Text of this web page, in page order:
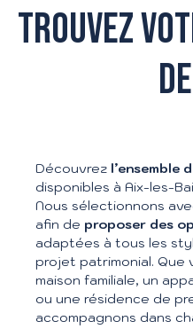
TROUVEZ
Découvrez l’ensemble
disponibles à Aix-les-
Nous sélectionnons
afin de proposer des
adaptées à tous les
projet patrimonial. Que
maison familiale, un
ou une résidence de
accompagnons dans